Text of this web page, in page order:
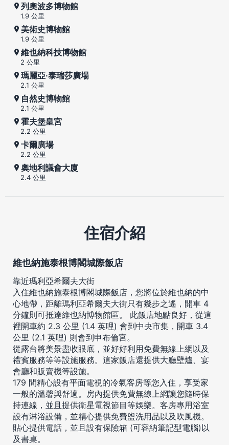
列奧波多博物館
1.9 公里
美術史博物館
1.9 公里
維也納科技博物館
2 公里
瑪麗亞‧泰瑞莎廣場
2.1 公里
自然史博物館
2.1 公里
霍夫堡皇宮
2.2 公里
卡爾廣場
2.2 公里
奧地利議會大廈
2.4 公里
住宿介紹
維也納施泰根博閣城際飯店
靠近瑪利亞希爾夫大街
入住維也納施泰根博閣城際飯店，您將位於維也納的中
心地帶，距離瑪利亞希爾夫大街只有幾步之遙，開車 4
分鐘則可抵達維也納博物館區。 此飯店地點良好，從這
裡開車約 2.3 公里 (1.4 英哩) 會到中央市集，開車 3.4
公里 (2.1 英哩) 則會到申布倫宮。
從露台將美景盡收眼底，並好好利用免費無線上網以及
禮賓服務等等設施服務。這家飯店還提供大廳壁爐、宴
會廳和販賣機等設施。
179 間精心設有平面電視的冷氣客房等您入住，享受家
一般的溫馨與舒適。房內提供免費無線上網讓您隨時保
持連線，並且提供衛星電視節目等娛樂。客房專用浴室
設有淋浴設備，並精心提供免費盥洗用品以及吹風機。
貼心提供電話，並且設有保險箱 (可容納筆記型電腦)以
及書桌。